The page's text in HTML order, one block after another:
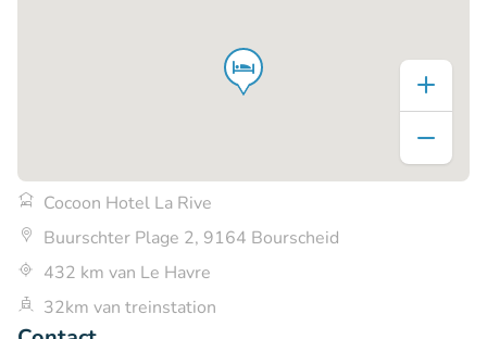
Cocoon Hotel La Rive
Buurschter Plage 2, 9164 Bourscheid
432 km van Le Havre
32km van treinstation